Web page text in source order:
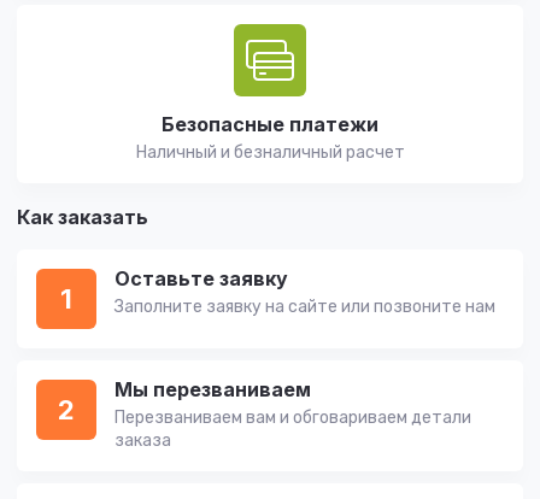
Безопасные платежи
Наличный и безналичный расчет
Как заказать
1
Оставьте заявку
Заполните заявку на сайте или позвоните нам
2
Мы перезваниваем
Перезваниваем вам и обговариваем детали
заказа